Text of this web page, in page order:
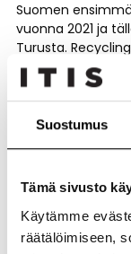
Suostumus
Tämä sivusto
Käytämme
räätälöimiseen,
Suomen
vuonna 2021 ja
Turusta.
kuluttajia
aurinkolasiostoksilla.
Recycling
alhaisempia,
hand -
muista Synsam-